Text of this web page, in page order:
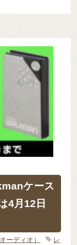
ケース
4月12日
ーディオ）
レ